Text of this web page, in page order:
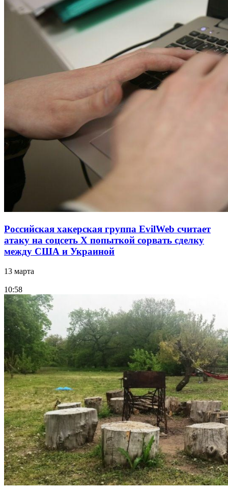
Российская хакерская группа EvilWeb считает
атаку на соцсеть Х попыткой сорвать сделку
между США и Украиной
13 марта
10:58